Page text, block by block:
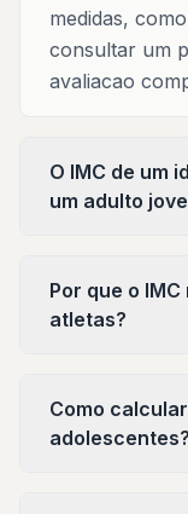
medidas,
consultar um
avaliacao
O IMC de um
um adulto
Por que o
atletas?
Como
adolescentes?